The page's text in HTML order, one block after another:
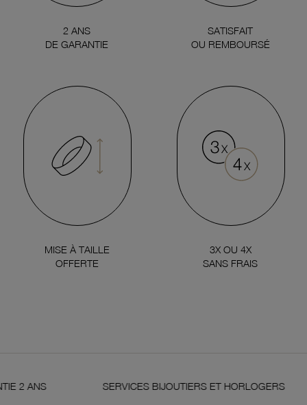
2 ANS
DE GARANTIE
SATISFAIT
OU REMBOURSÉ
MISE À TAILLE
OFFERTE
3X OU 4X
SANS FRAIS
SERVICES BIJOUTIERS ET HORLOGERS